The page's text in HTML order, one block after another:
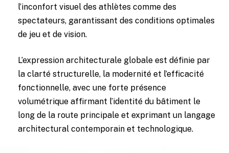
l’inconfort visuel des athlètes comme des
spectateurs, garantissant des conditions optimales
de jeu et de vision.
L’expression architecturale globale est définie par
la clarté structurelle, la modernité et l’efficacité
fonctionnelle, avec une forte présence
volumétrique affirmant l’identité du bâtiment le
long de la route principale et exprimant un langage
architectural contemporain et technologique.